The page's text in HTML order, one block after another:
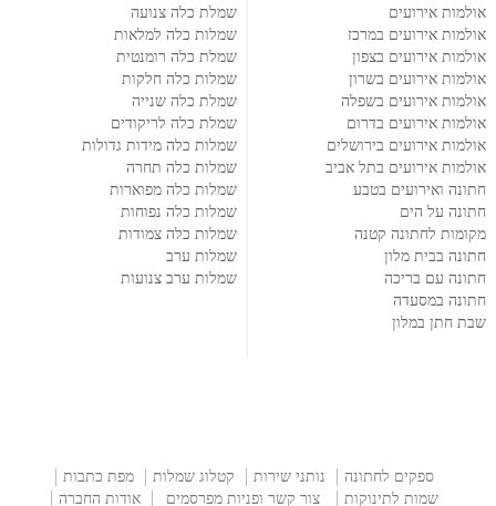
אולמות אירועים
אולמות אירועים במרכז
אולמות אירועים בצפון
אולמות אירועים בשרון
אולמות אירועים בשפלה
אולמות אירועים בדרום
אולמות אירועים בירושלים
אולמות אירועים בתל אביב
חתונה ואירועים בטבע
חתונה על הים
מקומות לחתונה קטנה
חתונה בבית מלון
חתונה עם בריכה
חתונה במסעדה
שבת חתן במלון
שמלת כלה צנועה
שמלות כלה למלאות
שמלת כלה רומנטית
שמלות כלה חלקות
שמלת כלה שנייה
שמלת כלה לריקודים
שמלות כלה מידות גדולות
שמלות כלה תחרה
שמלות כלה מפוארות
שמלות כלה נפוחות
שמלות כלה צמודות
שמלות ערב
שמלות ערב צנועות
ספקים לחתונה נותני שירות קטלוג שמלות
מפת כתבות
שמות לתינוקות
צור קשר ופניות מפרסמים אודות החברה